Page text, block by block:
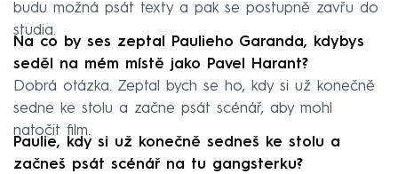
budu možná psát texty a pak se postupně zavřu do
studia.
Na co by ses zeptal Paulieho Garanda, kdybys
seděl na mém místě jako Pavel Harant?
Dobrá otázka. Zeptal bych se ho, kdy si už konečně
sedne ke stolu a začne psát scénář, aby mohl
natočit film.
Paulie, kdy si už konečně sedneš ke stolu a
začneš psát scénář na tu gangsterku?